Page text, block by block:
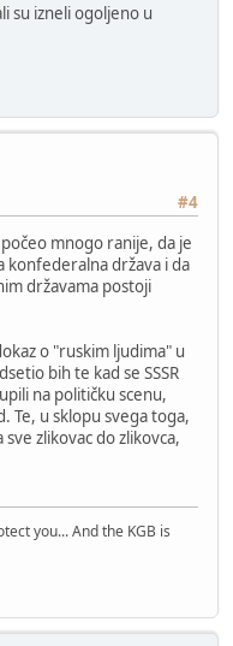
su izneli ogoljeno u
#4
mnogo ranije, da je
konfederalna država i da
državama postoji
o "ruskim ljudima" u
bih te kad se SSSR
na političku scenu,
Te, u sklopu svega toga,
zlikovac do zlikovca,
you... And the KGB is